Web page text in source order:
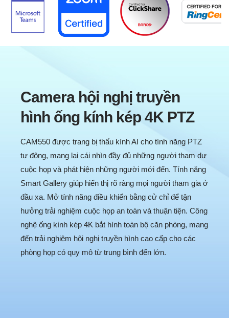
CAM550
Camera hội nghị truyền hình ống
kính kép 4K PTZ
Camera hội nghị truyền
hình ống kính kép 4K PTZ
CAM550 được trang bị thấu kính AI cho tính năng PTZ
tự động, mang lại cái nhìn đầy đủ những người tham dự
cuộc họp và phát hiện những người mới đến. Tính năng
Smart Gallery giúp hiển thị rõ ràng mọi người tham gia ở
đầu xa. Mở tính năng điều khiển bằng cử chỉ để tận
hưởng trải nghiệm cuộc họp an toàn và thuận tiện. Công
nghệ ống kính kép 4K bắt hình toàn bộ căn phòng, mang
đến trải nghiệm hội nghị truyền hình cao cấp cho các
phòng họp có quy mô từ trung bình đến lớn.